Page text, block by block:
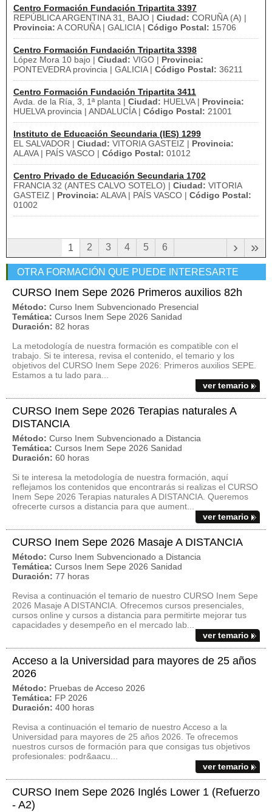
Centro Formación Fundación Tripartita 3397
REPÚBLICA ARGENTINA 31, BAJO | Ciudad: CORUÑA (A) |
Provincia: A CORUÑA | GALICIA | Código Postal: 15706
Centro Formación Fundación Tripartita 3398
López Mora 10 bajo | Ciudad: VIGO | Provincia:
PONTEVEDRA provincia | GALICIA | Código Postal: 36211
Centro Formación Fundación Tripartita 3411
Avda. de la Ría, 3, 1ª planta | Ciudad: HUELVA | Provincia:
HUELVA provincia | ANDALUCÍA | Código Postal: 21001
Instituto de Educación Secundaria (IES) 1299
EL SALVADOR | Ciudad: VITORIA GASTEIZ | Provincia:
ALAVA | PAÍS VASCO | Código Postal: 01012
Centro Privado de Educación Secundaria 1702
FRANCIA 32 (ANTES CALVO SOTELO) | Ciudad: VITORIA
GASTEIZ | Provincia: ALAVA | PAÍS VASCO | Código Postal:
01002
1 2 3 4 5 6 »
›
OTRA FORMACIÓN QUE PUEDE INTERESARTE
CURSO Inem Sepe 2026 Primeros auxilios 82h
Método: Curso Inem Subvencionado Presencial
Temática: Cursos Inem Sepe 2026 Sanidad
Duración: 82 horas
La metodología de nuestra formación es compatible con el
trabajo. Si te interesa, revisa el contenido, el temario y los
objetivos del CURSO Inem Sepe 2026: Primeros auxilios SEPE.
Estamos a tu lado para...
ver temario
CURSO Inem Sepe 2026 Terapias naturales A
DISTANCIA
Método: Curso Inem Subvencionado a Distancia
Temática: Cursos Inem Sepe 2026 Sanidad
Duración: 60 horas
Si te interesa la metodología de nuestra formación, aquí
reflejamos los contenidos que encontrarás si realizas el CURSO
Inem Sepe 2026 Terapias naturales A DISTANCIA. Queremos
ofrecerte cursos a distancia para que aument...
ver temario
CURSO Inem Sepe 2026 Masaje A DISTANCIA
Método: Curso Inem Subvencionado a Distancia
Temática: Cursos Inem Sepe 2026 Sanidad
Duración: 77 horas
Revisa a continuación el temario de nuestro CURSO Inem Sepe
2026 Masaje A DISTANCIA. Ofrecemos cursos presenciales,
cursos online y cursos a distancia para permitirte mejorar tus
capacidades y desempeño en el mercado lab...
ver temario
Acceso a la Universidad para mayores de 25 años
2026
Método: Pruebas de Acceso 2026
Temática: FP 2026
Duración: 400 horas
Revisa a continuación el temario de nuestro Acceso a la
Universidad para mayores de 25 años 2026. Te ofrecemos
nuestros cursos de formación para que consigas tus objetivos
profesionales: podr&aacu...
ver temario
CURSO Inem Sepe 2026 Inglés Lower 1 (Refuerzo
- A2)